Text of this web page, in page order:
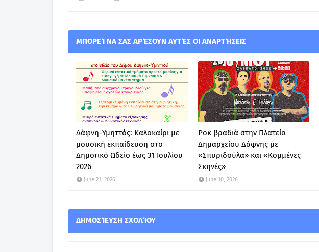
ΜΠΟΡΕΊ ΝΑ ΣΑΣ ΑΡΈΣΟΥΝ ΑΥΤΈΣ ΟΙ ΑΝΑΡΤΉΣΕΙΣ
Δάφνη-Υμηττός: Καλοκαίρι με
μουσική εκπαίδευση στο
Δημοτικό Ωδείο έως 31 Ιουλίου
2026
June 21, 2026
Ροκ βραδιά στην Πλατεία
Δημαρχείου Δάφνης με
«Σπυριδούλα» και «Κομμένες
Σκηνές»
June 10, 2026
ΔΗΜΟΣΊΕΥΣΗ ΣΧΟΛΊΟΥ